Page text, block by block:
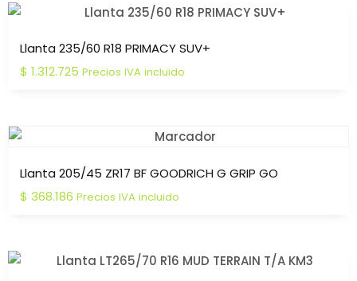
Llanta 235/60 R18 PRIMACY SUV+
$ 1.312.725 Precios IVA incluido
Llanta 205/45 ZR17 BF GOODRICH G GRIP GO
$ 368.186 Precios IVA incluido